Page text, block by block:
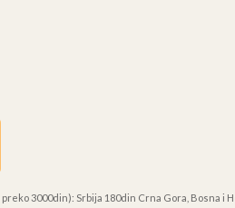
3000din): Srbija 180din Crna Gora, Bosna i